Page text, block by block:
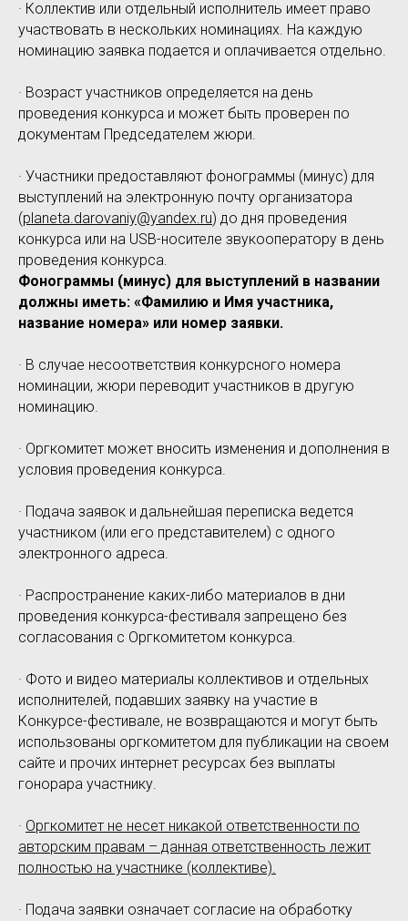
· Коллектив или отдельный исполнитель имеет право
участвовать в нескольких номинациях. На каждую
номинацию заявка подается и оплачивается отдельно.
· Возраст участников определяется на день
проведения конкурса и может быть проверен по
документам Председателем жюри.
· Участники предоставляют фонограммы (минус) для
выступлений на электронную почту организатора
(planeta.darovaniy@yandex.ru) до дня проведения
конкурса или на USB-носителе звукооператору в день
проведения конкурса.
Фонограммы (минус) для выступлений в названии
должны иметь: «Фамилию и Имя участника,
название номера» или номер заявки.
· В случае несоответствия конкурсного номера
номинации, жюри переводит участников в другую
номинацию.
· Оргкомитет может вносить изменения и дополнения в
условия проведения конкурса.
· Подача заявок и дальнейшая переписка ведется
участником (или его представителем) с одного
электронного адреса.
· Распространение каких-либо материалов в дни
проведения конкурса-фестиваля запрещено без
согласования с Оргкомитетом конкурса.
· Фото и видео материалы коллективов и отдельных
исполнителей, подавших заявку на участие в
Конкурсе-фестивале, не возвращаются и могут быть
использованы оргкомитетом для публикации на своем
сайте и прочих интернет ресурсах без выплаты
гонорара участнику.
· Оргкомитет не несет никакой ответственности по
авторским правам – данная ответственность лежит
полностью на участнике (коллективе).
· Подача заявки означает согласие на обработку